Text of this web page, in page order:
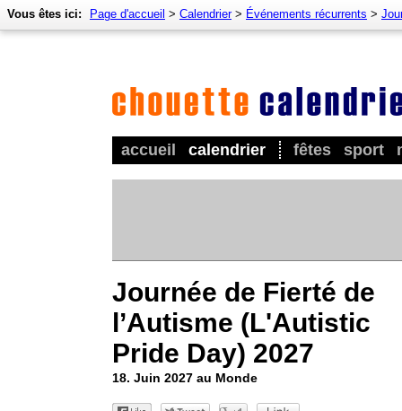
accueil calendrier fêtes sport
Vous êtes ici: Page d'accueil > Calendrier> Événements récurrents >
Journée de Fierté de
l’Autisme (L'Autistic
Pride Day) 2027
18. Juin 2027 au Monde